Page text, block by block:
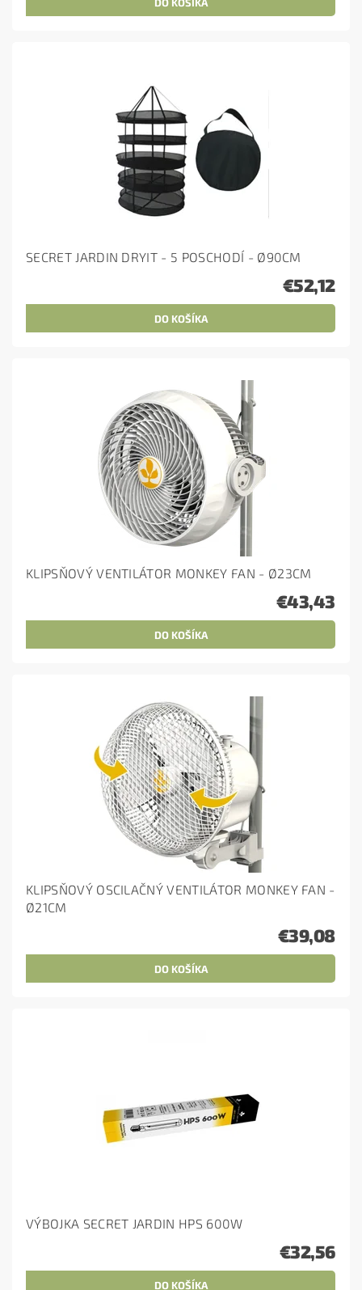
SECRET JARDIN DRYIT - 5 POSCHODÍ - Ø90CM
€52,12
KLIPSŇOVÝ VENTILÁTOR MONKEY FAN - Ø23CM
€43,43
KLIPSŇOVÝ OSCILAČNÝ VENTILÁTOR MONKEY FAN -
Ø21CM
€39,08
VÝBOJKA SECRET JARDIN HPS 600W
€32,56